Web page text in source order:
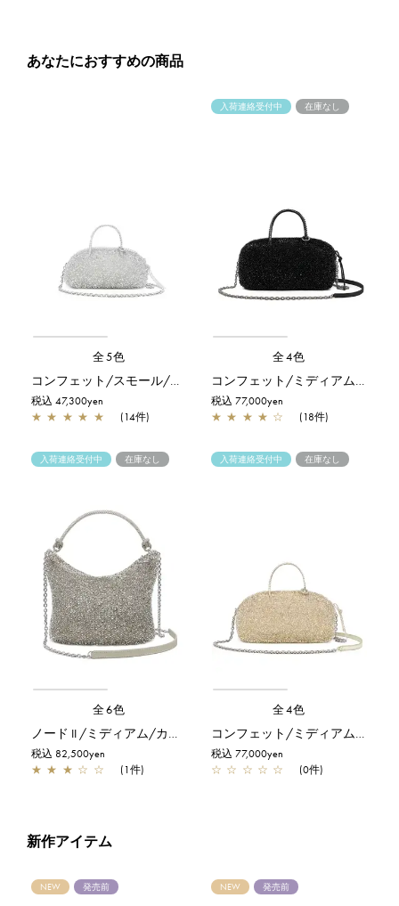
あなたにおすすめの商品
全5色
コンフェット/スモール/シルバー
税込 47,300yen
★ ★ ★ ★ ★ (14件)
入荷連絡受付中 在庫なし
全4色
コンフェット/ミディアム/エナメルブラック
税込 77,000yen
★ ★ ★ ★ ☆ (18件)
入荷連絡受付中 在庫なし
全6色
ノード II /ミディアム/カーキシルバー
税込 82,500yen
★ ★ ★ ☆ ☆ (1件)
入荷連絡受付中 在庫なし
全4色
コンフェット/ミディアム/シルバーゴールド
税込 77,000yen
☆ ☆ ☆ ☆ ☆ (0件)
新作アイテム
NEW 発売前 NEW 発売前